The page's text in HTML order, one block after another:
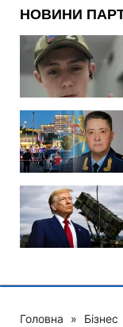
Головна » Бізнес